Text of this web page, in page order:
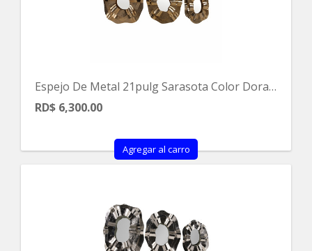
Espejo De Metal 21pulg Sarasota Color Dorado
RD$ 6,300.00
Agregar al carro